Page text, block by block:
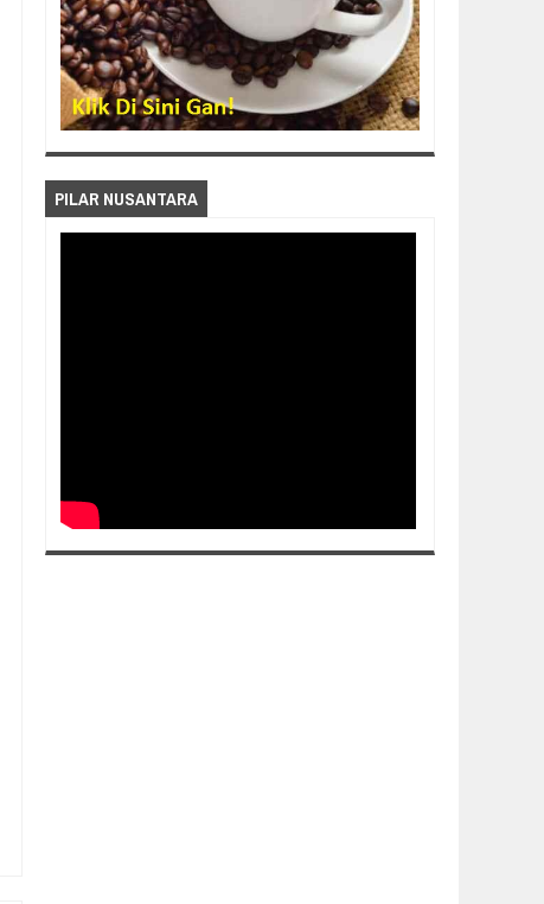
PILAR NUSANTARA